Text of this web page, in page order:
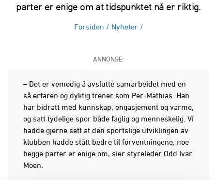
parter er enige om at tidspunktet nå er riktig.
Forsiden / Nyheter /
ANNONSE:
– Det er vemodig å avslutte samarbeidet med en
så erfaren og dyktig trener som Per-Mathias. Han
har bidratt med kunnskap, engasjement og varme,
og satt tydelige spor både faglig og menneskelig. Vi
hadde gjerne sett at den sportslige utviklingen av
klubben hadde stått bedre til forventningene, noe
begge parter er enige om, sier styreleder Odd Ivar
Moen.